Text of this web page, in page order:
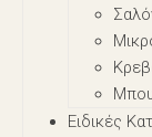
Ειδικές